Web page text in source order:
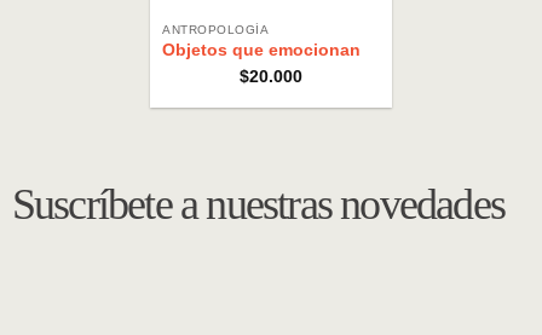
ANTROPOLOGÍA
Objetos que emocionan
$20.000
Suscríbete a nuestras novedades